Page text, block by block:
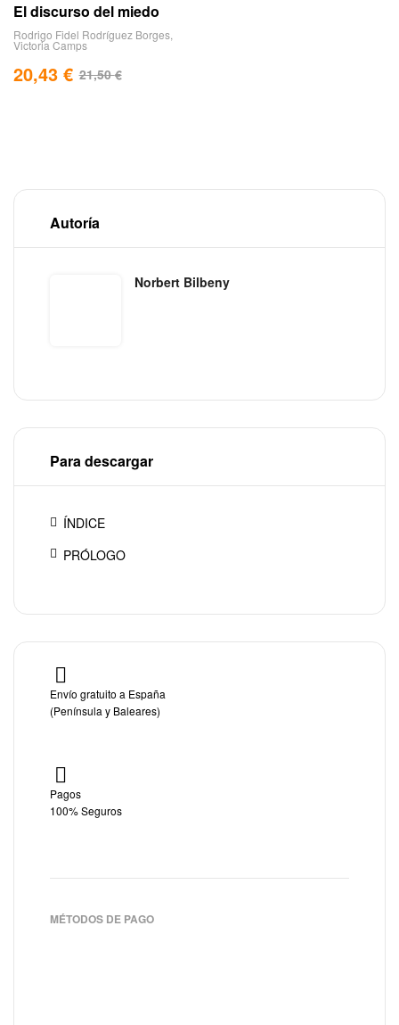
El discurso del miedo
Rodrigo Fidel Rodríguez Borges
Victoria Camps
21,50€
20,43 €
Autoría
Norbert Bilbeny
Para descargar
ÍNDICE
PRÓLOGO
Envío gratuito a España
(Península y Baleares)
Pagos
100% Seguros
MÉTODOS DE PAGO